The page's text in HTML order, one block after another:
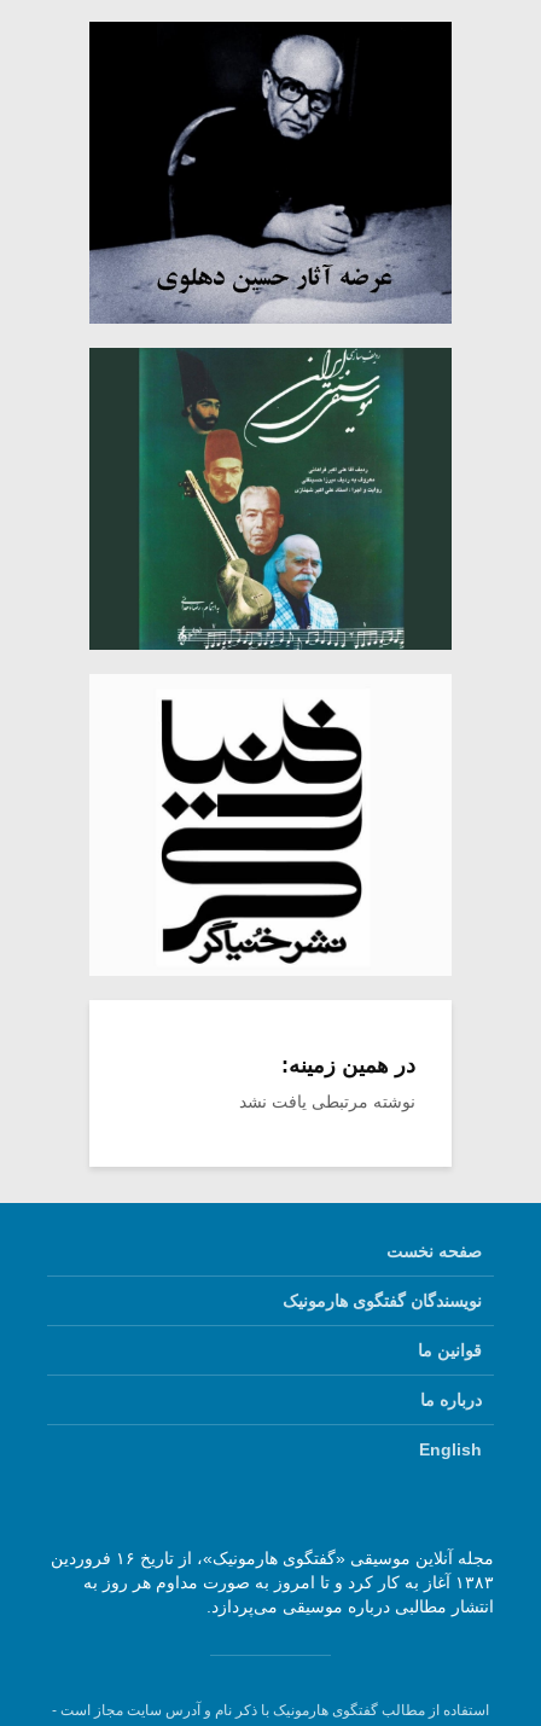
در همین زمینه:
نوشته مرتبطی یافت نشد
صفحه نخست
نویسندگان گفتگوی هارمونیک
قوانین ما
درباره ما
English
مجله آنلاین موسیقی «گفتگوی هارمونیک»، از تاریخ ۱۶ فروردین
۱۳۸۳ آغاز به کار کرد و تا امروز به صورت مداوم هر روز به
انتشار مطالبی درباره موسیقی می‌پردازد.
استفاده از مطالب گفتگوی هارمونیک با ذکر نام و آدرس سایت مجاز است -